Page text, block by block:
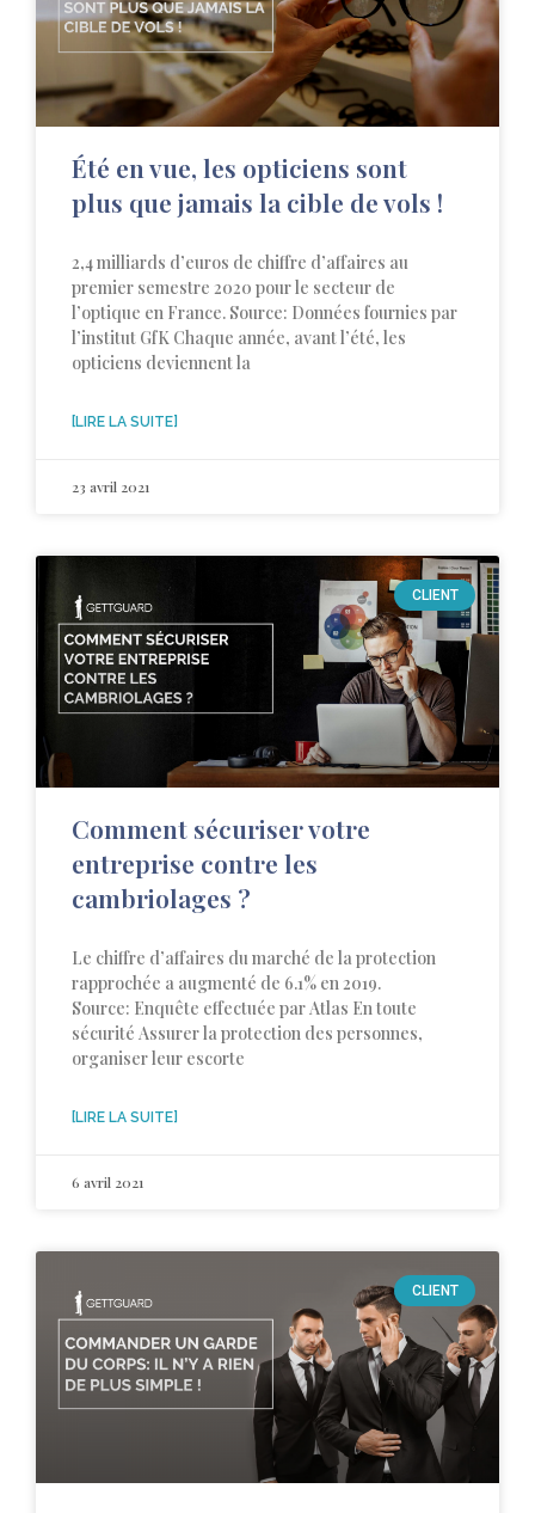
Été en vue, les opticiens sont
plus que jamais la cible de vols !
2,4 milliards d’euros de chiffre d’affaires au
premier semestre 2020 pour le secteur de
l’optique en France. Source: Données fournies par
l’institut GfK Chaque année, avant l’été, les
opticiens deviennent la
[LIRE LA SUITE]
23 avril 2021
CLIENT
Comment sécuriser votre
entreprise contre les
cambriolages ?
Le chiffre d’affaires du marché de la protection
rapprochée a augmenté de 6.1% en 2019.
Source: Enquête effectuée par Atlas En toute
sécurité Assurer la protection des personnes,
organiser leur escorte
[LIRE LA SUITE]
6 avril 2021
CLIENT